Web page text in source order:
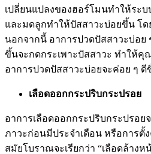
เปลี่ยนแปลงของฮอร์โมนทำให้ระบ
และมดลูกทำให้ปัสสาวะบ่อยขึ้น โด
นอกจากนี้ อาการปวดปัสสาวะบ่อย
ขึ้นจะกดกระเพาะปัสสาวะ ทำให้คุ
อาการปวดปัสสาวะบ่อยจะค่อย ๆ ดี
เลือดออกกระปริบกระปรอย
อาการเลือดออกกระปริบกระปรอย
ภาวะก่อนมีประจำเดือน หรือการตั้
สมัยโบราณจะเรียกว่า “เลือดล้างห